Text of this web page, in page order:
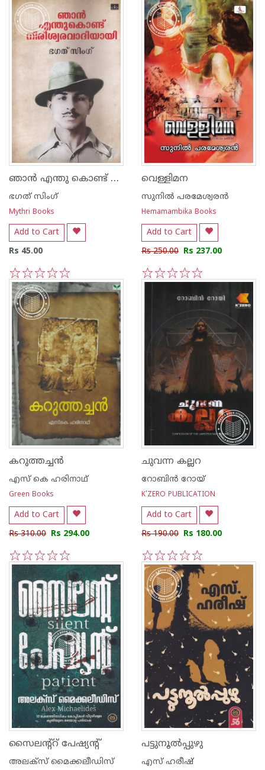
3
2 5
4
3
2
1
ഞാന്‍ എന്തു കൊണ്ട് നിരീശ്വരവാദിയായി
ഭഗത് സിംഗ്
Mythri Books
Add to Cart
Rs 45.00
5
4
3
2
1
വെള്ളിമന
സുനില്‍ പരമേശ്വരന്‍
Hemamambika Books
Add to Cart
Rs 250.00 Rs 237.00
5
4
3
2
1
കറുത്തച്ചന്‍
എസ് കെ ഹരിനാഥ്
Green Books
Add to Cart
Rs 310.00 Rs 294.00
5
4
3
2
1
ചുവന്ന കല്ലറ
റോബിൻ റോയ്
K'ZERO PUBLICATION
Add to Cart
Rs 190.00 Rs 180.00
5
4
3
2
1
സൈലന്റ്റ് പേഷ്യന്റ്
അലക്സ് മൈക്കലീഡിസ്
പട്ടുനൂല്‍പ്പുഴു
എസ് ഹരീഷ്